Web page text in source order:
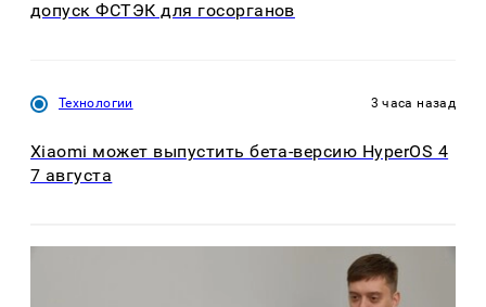
допуск ФСТЭК для госорганов
Технологии 3 часа назад
Xiaomi может выпустить бета-версию HyperOS 4
7 августа